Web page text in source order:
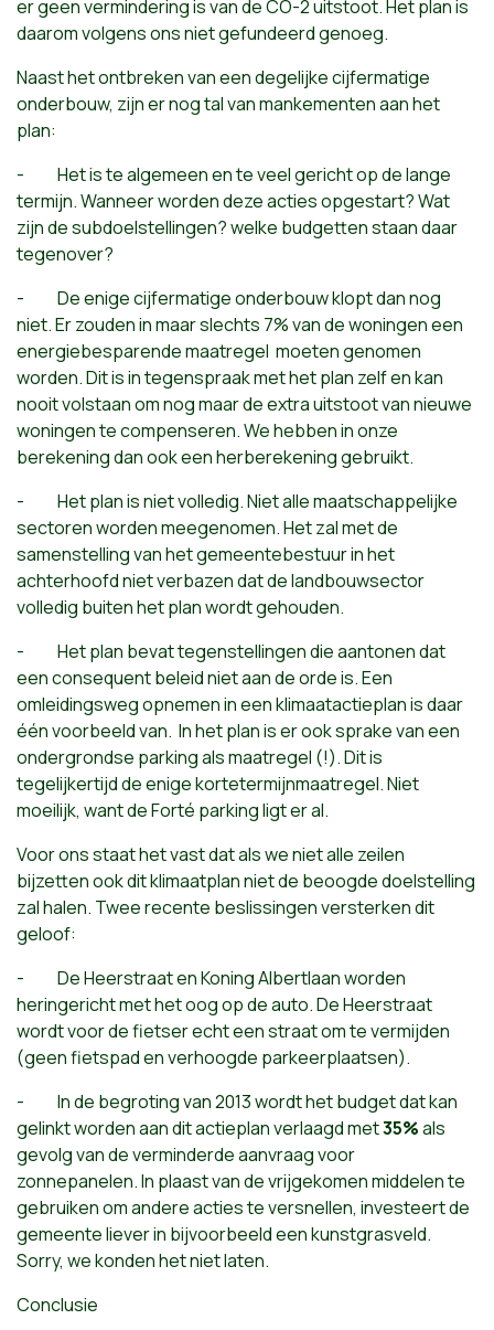
er geen vermindering is van de CO-2 uitstoot. Het plan is
daarom volgens ons niet gefundeerd genoeg.
Naast het ontbreken van een degelijke cijfermatige
onderbouw, zijn er nog tal van mankementen aan het
plan:
- Het is te algemeen en te veel gericht op de lange
termijn. Wanneer worden deze acties opgestart? Wat
zijn de subdoelstellingen? welke budgetten staan daar
tegenover?
- De enige cijfermatige onderbouw klopt dan nog
niet. Er zouden in maar slechts 7% van de woningen een
energiebesparende maatregel moeten genomen
worden. Dit is in tegenspraak met het plan zelf en kan
nooit volstaan om nog maar de extra uitstoot van nieuwe
woningen te compenseren. We hebben in onze
berekening dan ook een herberekening gebruikt.
- Het plan is niet volledig. Niet alle maatschappelijke
sectoren worden meegenomen. Het zal met de
samenstelling van het gemeentebestuur in het
achterhoofd niet verbazen dat de landbouwsector
volledig buiten het plan wordt gehouden.
- Het plan bevat tegenstellingen die aantonen dat
een consequent beleid niet aan de orde is. Een
omleidingsweg opnemen in een klimaatactieplan is daar
één voorbeeld van. In het plan is er ook sprake van een
ondergrondse parking als maatregel (!). Dit is
tegelijkertijd de enige kortetermijnmaatregel. Niet
moeilijk, want de Forté parking ligt er al.
Voor ons staat het vast dat als we niet alle zeilen
bijzetten ook dit klimaatplan niet de beoogde doelstelling
zal halen. Twee recente beslissingen versterken dit
geloof:
- De Heerstraat en Koning Albertlaan worden
heringericht met het oog op de auto. De Heerstraat
wordt voor de fietser echt een straat om te vermijden
(geen fietspad en verhoogde parkeerplaatsen).
- In de begroting van 2013 wordt het budget dat kan
gelinkt worden aan dit actieplan verlaagd met35%als
gevolg van de verminderde aanvraag voor
zonnepanelen. In plaast van de vrijgekomen middelen te
gebruiken om andere acties te versnellen, investeert de
gemeente liever in bijvoorbeeld een kunstgrasveld.
Sorry, we konden het niet laten.
Conclusie